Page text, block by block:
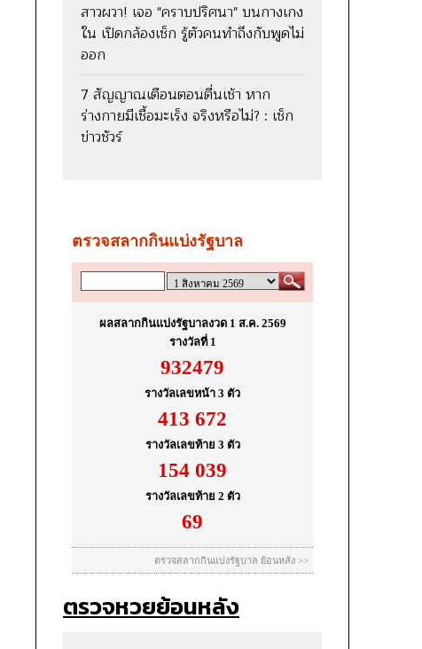
สาวผวา! เจอ "คราบปริศนา" บนกางเกง
ใน เปิดกล้องเช็ก รู้ตัวคนทำถึงกับพูดไม่
ออก
7 สัญญาณเตือนตอนตื่นเช้า หาก
ร่างกายมีเชื้อมะเร็ง จริงหรือไม่? : เช็ก
ข่าวชัวร์
ตรวจหวยย้อนหลัง